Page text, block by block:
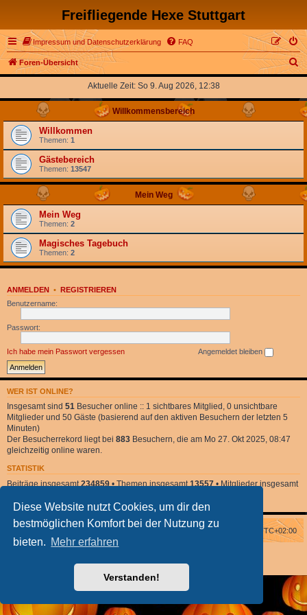
Diese Website nutzt Cookies, um dir den
bestmöglichen Komfort bei der Nutzung zu
bieten. Mehr erfahren
Verstanden!
Freifliegende Hexe Stuttgart
Impressum und Datenschutzerklärung FAQ
Foren-Übersicht
S
u
h
Aktuelle Zeit: So 9. Aug 2026, 12:38
Willkommensbereich
Willkommen
Themen: 1
Gästebereich
Themen: 13547
Mein Weg
Mein Weg
Themen: 2
Magisches Tagebuch
Themen: 2
ANMELDEN • REGISTRIEREN
Benutzername:
Passwort:
Ich habe mein Passwort vergessen Angemeldet bleiben
WER IST ONLINE?
Insgesamt sind 51 Besucher online :: 1 sichtbares Mitglied, 0 unsichtbare
Mitglieder und 50 Gäste (basierend auf den aktiven Besuchern der letzten 5
Minuten)
Der Besucherrekord liegt bei 883 Besuchern, die am Mo 27. Okt 2025, 08:47
gleichzeitig online waren.
STATISTIK
Beiträge insgesamt 234859 • Themen insgesamt 13557 • Mitglieder insgesamt
Foren-Übersicht UTC+02:00
Powered byphpBB
Deutsche Übersetzung durchphpBB.de